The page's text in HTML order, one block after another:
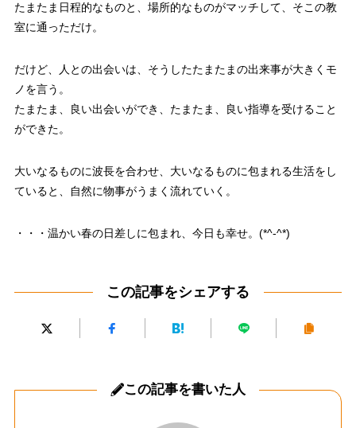
たまたま日程的なものと、場所的なものがマッチして、そこの教
室に通っただけ。
だけど、人との出会いは、そうしたたまたまの出来事が大きくモ
ノを言う。
たまたま、良い出会いができ、たまたま、良い指導を受けること
ができた。
大いなるものに波長を合わせ、大いなるものに包まれる生活をし
ていると、自然に物事がうまく流れていく。
・・・温かい春の日差しに包まれ、今日も幸せ。(*^-^*)
この記事をシェアする
この記事を書いた人